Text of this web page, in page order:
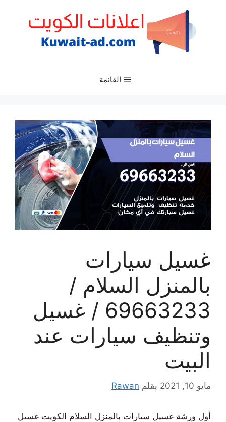
القائمة
غسيل سيارات
بالمنزل السلام /
69663233 / غسيل
وتنظيف سيارات عند
البيت
مايو 10, 2021 بقلم Rawan
أول ورشة غسيل سيارات بالمنزل السلام الكويت غسيل